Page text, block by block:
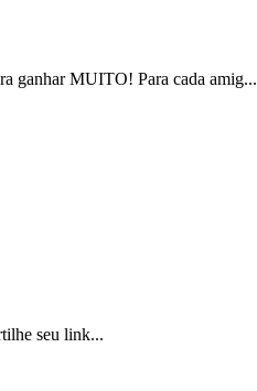
ganhar MUITO! Para cada amig...
seu link...